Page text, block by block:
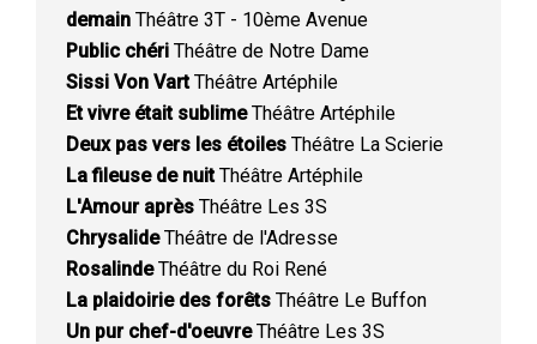
demain Théâtre 3T - 10ème Avenue
Public chéri Théâtre de Notre Dame
Sissi Von VartThéâtre Artéphile
Et vivre était sublimeThéâtre Artéphile
Deux pas vers les étoiles Théâtre La Scierie
La fileuse de nuitThéâtre Artéphile
L'Amour après Théâtre Les 3S
ChrysalideThéâtre de l'Adresse
RosalindeThéâtre du Roi René
La plaidoirie des forêts Théâtre Le Buffon
Un pur chef-d'oeuvreThéâtre Les 3S